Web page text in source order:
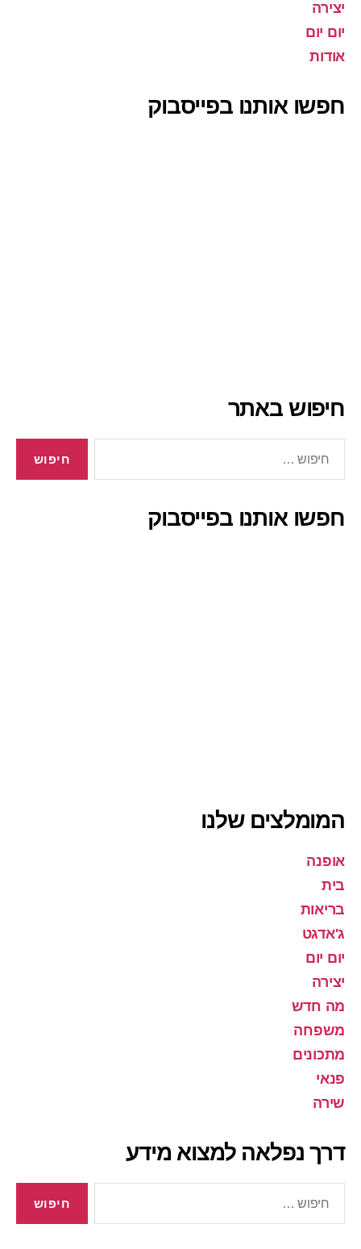
יצירה
יום יום
אודות
חפשו אותנו בפייסבוק
חיפוש באתר
חפשו אותנו בפייסבוק
המומלצים שלנו
אופנה
בית
בריאות
ג'אדגט
יום יום
יצירה
מה חדש
משפחה
מתכונים
פנאי
שירה
דרך נפלאה למצוא מידע